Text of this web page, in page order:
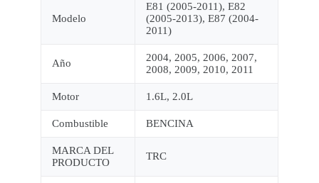
Modelo
E81 (2005-2011), E82
(2005-2013), E87 (2004-
2011)
Año
2004, 2005, 2006, 2007,
2008, 2009, 2010, 2011
Motor 1.6L, 2.0L
Combustible BENCINA
MARCA DEL
PRODUCTO
TRC